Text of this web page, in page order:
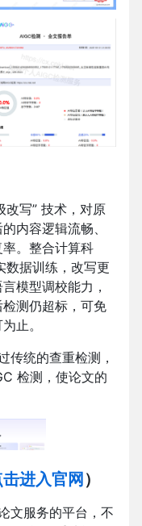
改写” 技术，对原
内容逻辑流畅、
。整合计算科
数据训练，改写更
模型调校能力，
测仍超标，可免
止。
传统的查重检测，
检测，使论文的
击进入官网 ）
文服务的平台，不